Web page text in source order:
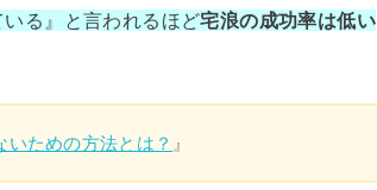
いる』と言われるほど宅浪の成功率は低い
ための方法とは？ 』